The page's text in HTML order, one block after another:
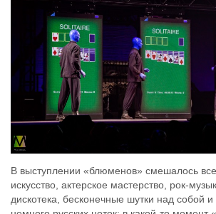
В выступлении «блюменов» смешалось
искусство, актерское мастерство, рок-
дискотека, бесконечные шутки над собой